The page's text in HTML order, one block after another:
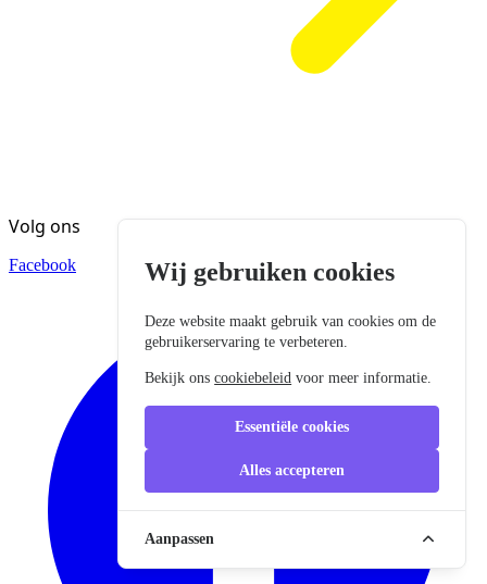
Volg ons
Facebook Wij gebruiken cookies
Deze website maakt gebruik van cookies om de
gebruikerservaring te verbeteren.
Bekijk onscookiebeleid voor meer informatie.
Essentiële cookies
Alles accepteren
Aanpassen